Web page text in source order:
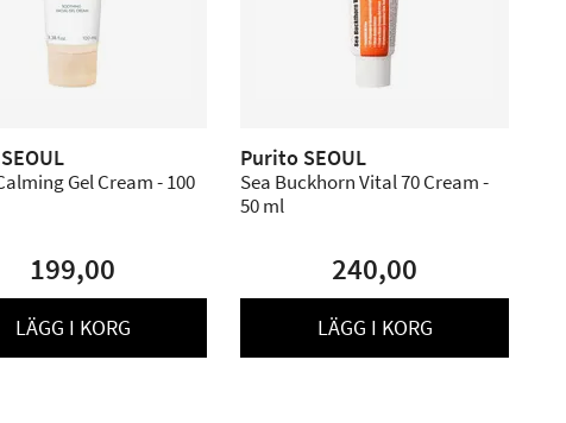
Gel Cream - 100
199,00
LÄGG I KORG
Purito SEOUL
Sea Buckhorn Vital 70 Cream -
50 ml
240,00
LÄGG I KORG